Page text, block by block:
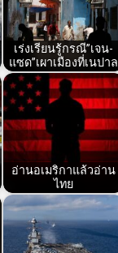
เร่งเรียนรู้กรณี”เจน-
แซด”เผาเมืองที่เนปาล
อ่านอเมริกาแล้วอ่าน
ไทย